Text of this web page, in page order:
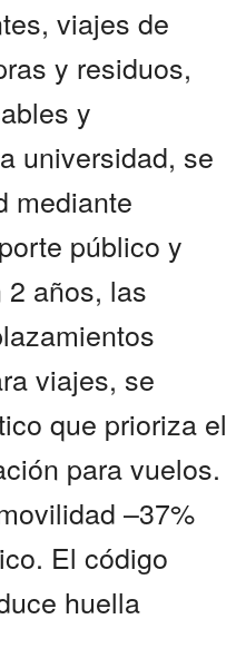
viajes de
y residuos,
y
universidad, se
mediante
público y
años, las
viajes, se
que prioriza el
para vuelos.
–37%
El código
huella